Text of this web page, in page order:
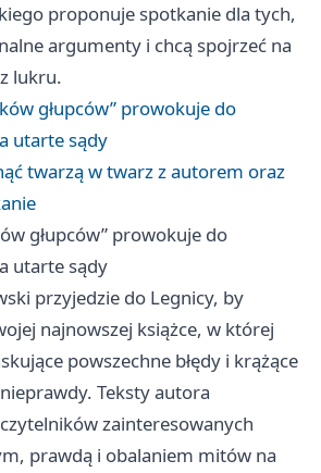
proponuje spotkanie dla tych,
argumenty i chcą spojrzeć na
lukru.
głupców” prowokuje do
utarte sądy
twarzą w twarz z autorem oraz
głupców” prowokuje do
utarte sądy
przyjedzie do Legnicy, by
najnowszej książce, w której
powszechne błędy i krążące
Teksty autora
zainteresowanych
prawdą i obalaniem mitów na